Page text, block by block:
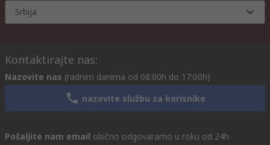
Srbija
Kontaktirajte nas:
Nazovite nas (radnim danima od 08:00h do 17:00h)
nazovite službu za korisnike
Pošaljite nam email obično odgovaramo u roku od 24h